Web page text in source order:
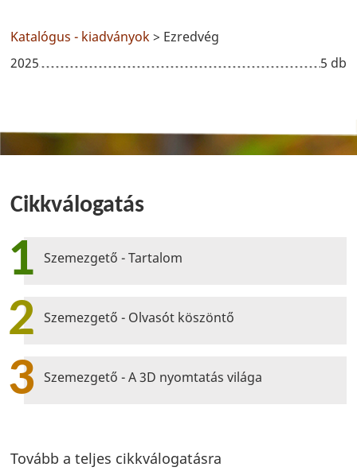
Katalógus - kiadványok> Ezredvég
2025
5 db
Cikkválogatás
1 Szemezgető - Tartalom
2 Szemezgető - Olvasót köszöntő
3 Szemezgető - A 3D nyomtatás világa
Tovább a teljes cikkválogatásra